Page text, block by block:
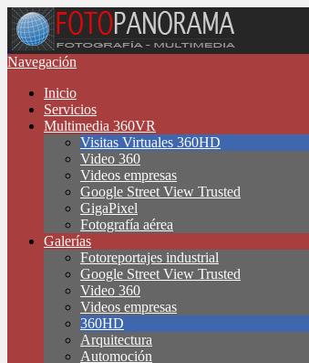
Navegación
Inicio
Servicios
Multimedia 360VR
Visitas Virtuales 360HD
Video 360
Videos empresas
Google Street View Trusted
GigaPixel
Fotografía aérea
Galerías
Fotoreportajes industrial
Google Street View Trusted
Video 360
Videos empresas
360HD
Arquitectura
Automoción